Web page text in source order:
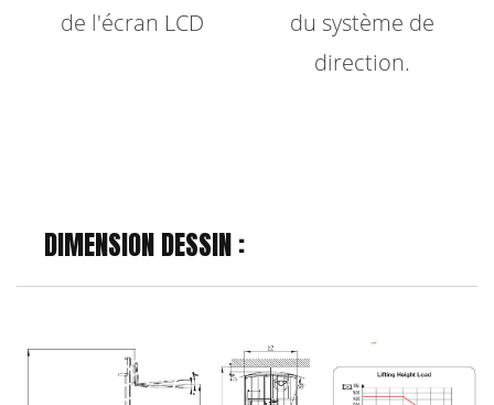
de l'écran LCD
du système de
direction.
DIMENSION DESSIN :